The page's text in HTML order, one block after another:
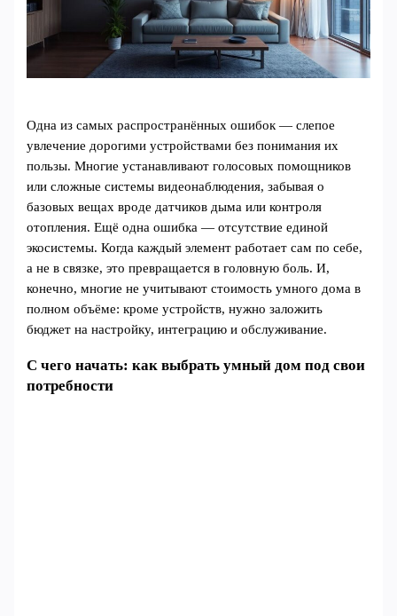
Одна из самых распространённых ошибок — слепое
увлечение дорогими устройствами без понимания их
пользы. Многие устанавливают голосовых помощников
или сложные системы видеонаблюдения, забывая о
базовых вещах вроде датчиков дыма или контроля
отопления. Ещё одна ошибка — отсутствие единой
экосистемы. Когда каждый элемент работает сам по себе,
а не в связке, это превращается в головную боль. И,
конечно, многие не учитывают стоимость умного дома в
полном объёме: кроме устройств, нужно заложить
бюджет на настройку, интеграцию и обслуживание.
С чего начать: как выбрать умный дом под свои
потребности